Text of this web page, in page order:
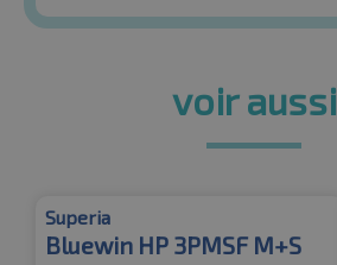
voir aussi
Superia
Bluewin HP 3PMSF M+S